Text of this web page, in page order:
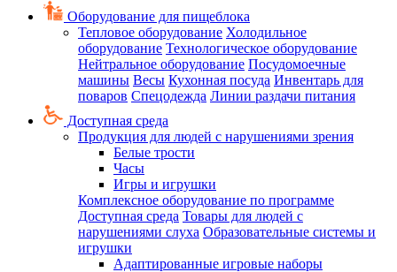
Оборудование для пищеблока
Тепловое оборудование Холодильное
оборудование Технологическое оборудование
Нейтральное оборудование Посудомоечные
машины Весы Кухонная посуда Инвентарь для
поваров Спецодежда Линии раздачи питания
Доступная среда
Продукция для людей с нарушениями зрения
Белые трости
Часы
Игры и игрушки
Комплексное оборудование по программе
Доступная среда Товары для людей с
нарушениями слуха Образовательные системы и
игрушки
Адаптированные игровые наборы